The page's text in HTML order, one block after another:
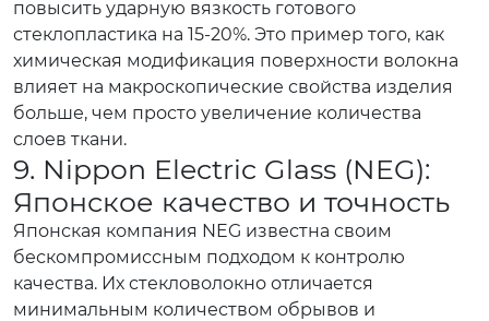
повысить ударную вязкость готового
стеклопластика на 15-20%. Это пример того, как
химическая модификация поверхности волокна
влияет на макроскопические свойства изделия
больше, чем просто увеличение количества
слоев ткани.
9. Nippon Electric Glass (NEG):
Японское качество и точность
Японская компания NEG известна своим
бескомпромиссным подходом к контролю
качества. Их стекловолокно отличается
минимальным количеством обрывов и